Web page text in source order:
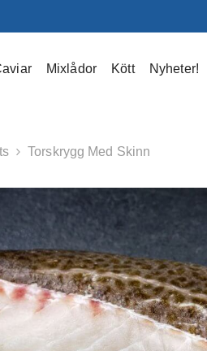
Mixlådor Kött Nyheter!
Torskrygg Med Skinn